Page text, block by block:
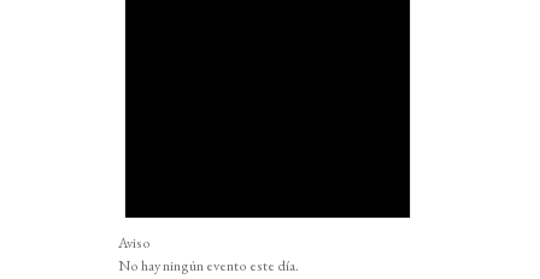
Aviso
No hay ningún evento este día.